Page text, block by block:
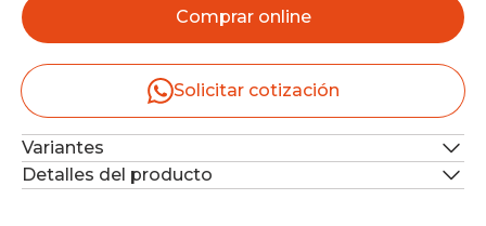
Comprar online
Solicitar cotización
Variantes
Detalles del producto